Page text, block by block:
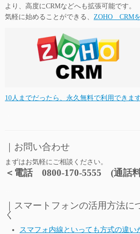
より、高度にCRMなどへも拡張可能です。
気軽に始めることができる、 ZOHO CRMを
10人までだったら、永久無料で利用できま
｜お問い合わせ
まずはお気軽にご相談ください。
＜電話 0800-170-5555 (通話
｜スマートフォンの活用方法に
く
スマフォ内線といっても方式の違い